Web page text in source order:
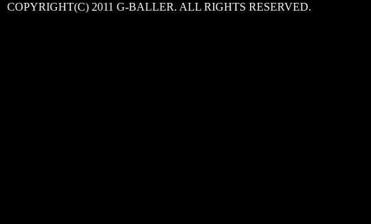
COPYRIGHT(C) 2011 G-BALLER. ALL RIGHTS RESERVED.